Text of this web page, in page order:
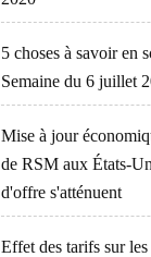
5 choses à savoir en
Semaine du 6 juillet
Mise à jour
de RSM aux États-
d'offre s'atténuent
Effet des tarifs sur les